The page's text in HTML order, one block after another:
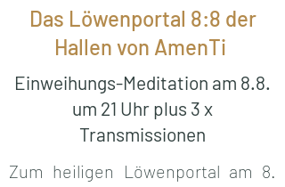
Das Löwenportal 8:8 der
Hallen von AmenTi
Einweihungs-Meditation am 8.8.
um 21 Uhr plus 3 x
Transmissionen
Zum heiligen Löwenportal am 8.